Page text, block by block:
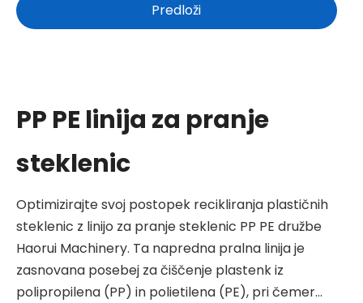
Predloži
PP PE linija za pranje
steklenic
Optimizirajte svoj postopek recikliranja plastičnih
steklenic z linijo za pranje steklenic PP PE družbe
Haorui Machinery. Ta napredna pralna linija je
zasnovana posebej za čiščenje plastenk iz
polipropilena (PP) in polietilena (PE), pri čemer